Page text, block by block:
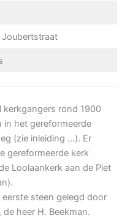
Joubertstraat
kerkgangers rond 1900
in het gereformeerde
(zie inleiding …). Er
gereformeerde kerk
Loolaankerk aan de Piet
steen gelegd door
heer H. Beekman.